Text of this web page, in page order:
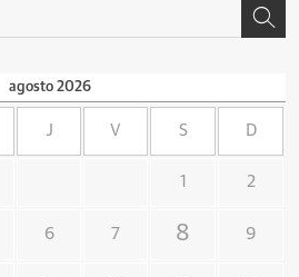
agosto 2026
J V S D
1 2
6 7 8 9